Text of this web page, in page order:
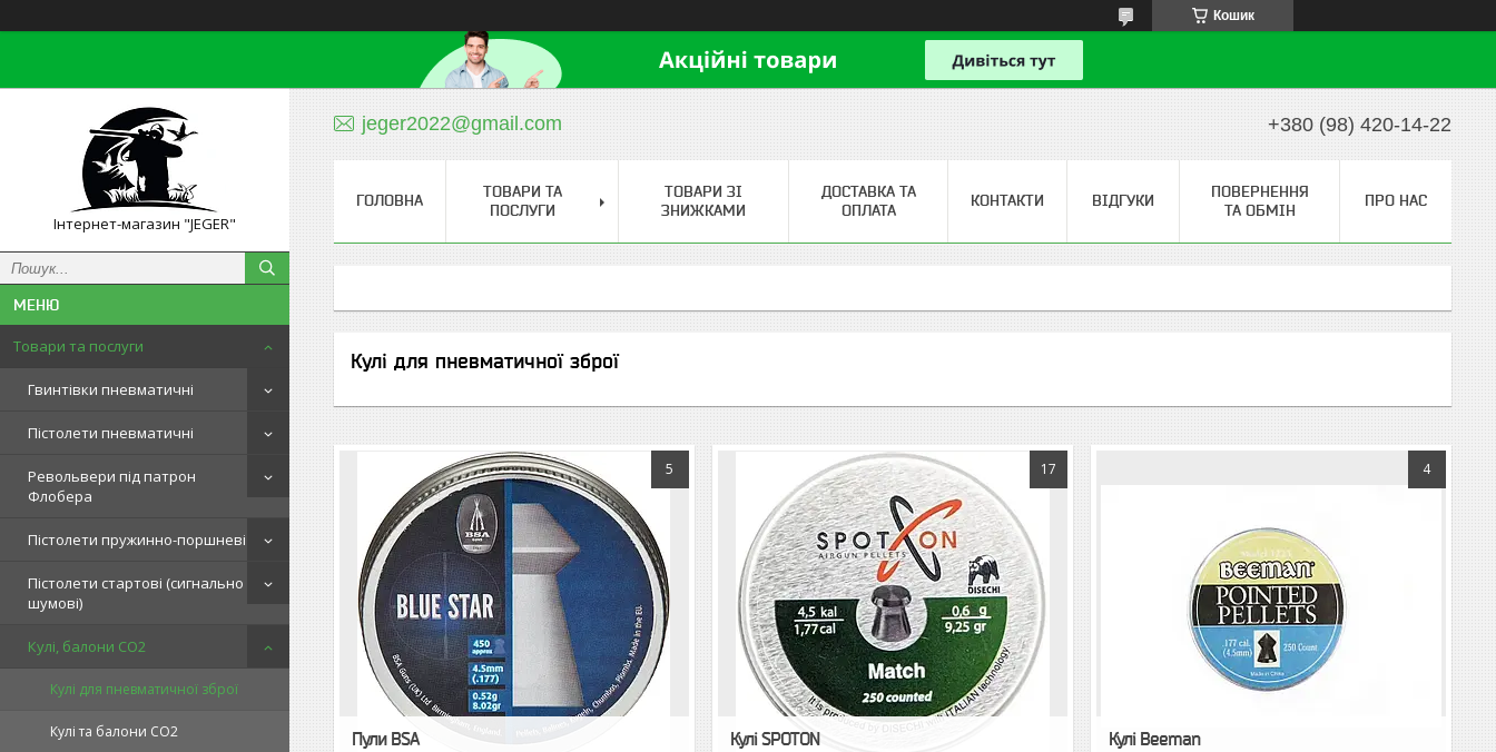
Кошик
Інтернет-магазин "JEGER"
Товари та послуги
Гвинтівки пневматичні
Пістолети пневматичні
Револьвери під патрон
Флобера
Пістолети пружинно-поршневі
Пістолети стартові (сигнально
шумові)
Кулі, балони СО2
Кулі для пневматичної зброї
Кулі та балони CO2
jeger2022@gmail.com +380 (98) 420-14-22
ГОЛОВНА
ТОВАРИ ТА
ПОСЛУГИ
ТОВАРИ ЗІ
ЗНИЖКАМИ
ДОСТАВКА ТА
ОПЛАТА
КОНТАКТИ ВІДГУКИ
ПОВЕРНЕННЯ
ТА ОБМІН
ПРО НАС
Кулі для пневматичної зброї
5
Пули BSA
17
Кулі SPOTON
4
Кулі Beeman